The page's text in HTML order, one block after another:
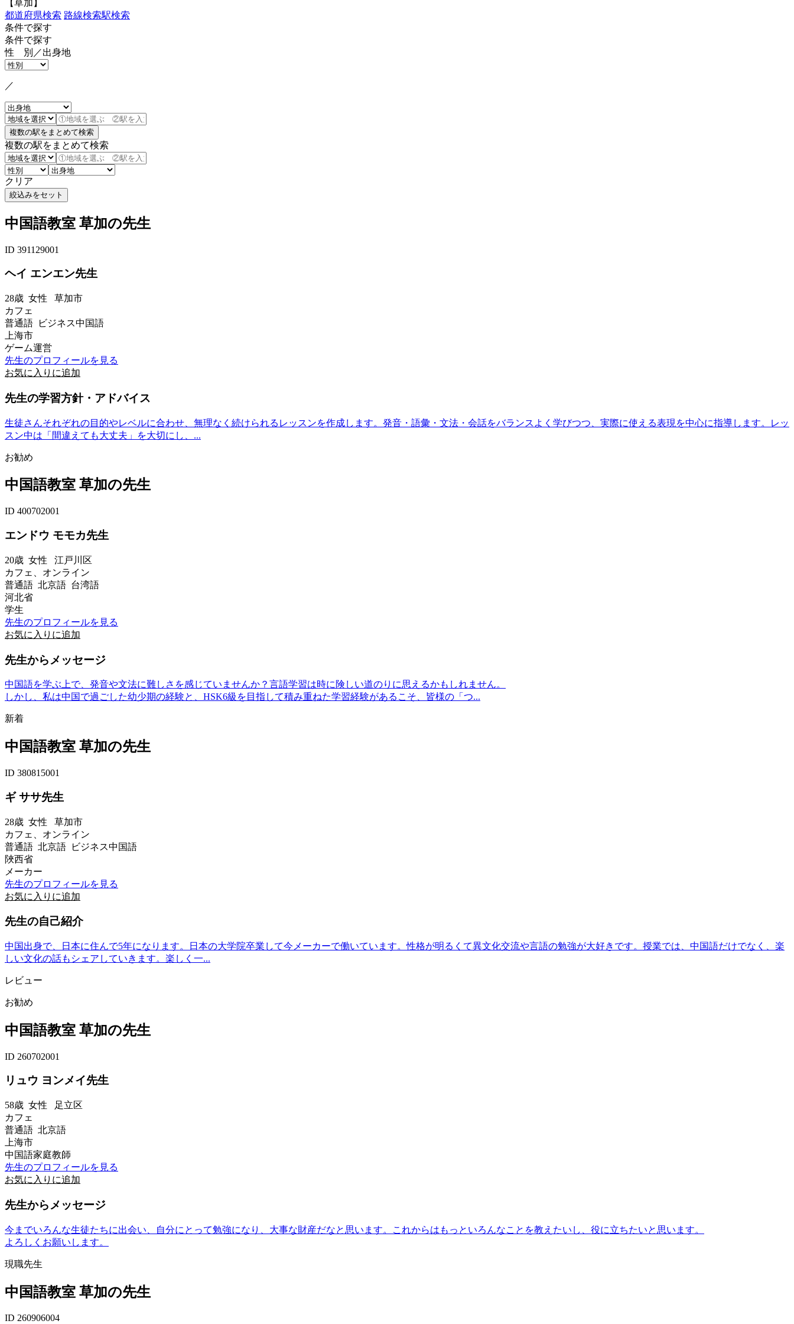
【草加】
都道府県検索 路線検索駅検索
条件で探す
条件で探す
性 別／出身地
／
複数の駅をまとめて検索
クリア
中国語教室 草加の先生
ID 391129001
ヘイ エンエン先生
28歳 女性 草加市
カフェ
普通語 ビジネス中国語
上海市
ゲーム運営
先生のプロフィールを見る
お気に入りに追加
先生の学習方針・アドバイス
生徒さんそれぞれの目的やレベルに合わせ、無理なく続けられるレッスンを作成します。発音・語彙・文法・会話をバランスよく学びつつ、実際に使える表現を中心に指導します。レッ
スン中は「間違えても大丈夫」を大切にし、...
お勧め
中国語教室 草加の先生
ID 400702001
エンドウ モモカ先生
20歳 女性 江戸川区
カフェ、オンライン
普通語 北京語 台湾語
河北省
学生
先生のプロフィールを見る
お気に入りに追加
先生からメッセージ
​中国語を学ぶ上で、発音や文法に難しさを感じていませんか？言語学習は時に険しい道のりに思えるかもしれません。
しかし、私は中国で過ごした幼少期の経験と、HSK6級を目指して積み重ねた学習経験があるこそ、皆様の「つ...
新着
中国語教室 草加の先生
ID 380815001
ギ ササ先生
28歳 女性 草加市
カフェ、オンライン
普通語 北京語 ビジネス中国語
陜西省
メーカー
先生のプロフィールを見る
お気に入りに追加
先生の自己紹介
中国出身で、日本に住んで5年になります。日本の大学院卒業して今メーカーで働いています。性格が明るくて異文化交流や言語の勉強が大好きです。授業では、中国語だけでなく、楽
しい文化の話もシェアしていきます。楽しく一...
レビュー
お勧め
中国語教室 草加の先生
ID 260702001
リュウ ヨンメイ先生
58歳 女性 足立区
カフェ
普通語 北京語
上海市
中国語家庭教師
先生のプロフィールを見る
お気に入りに追加
先生からメッセージ
今までいろんな生徒たちに出会い、自分にとって勉強になり、大事な財産だなと思います。これからはもっといろんなことを教えたいし、役に立ちたいと思います。
よろしくお願いします。
現職先生
中国語教室 草加の先生
ID 260906004